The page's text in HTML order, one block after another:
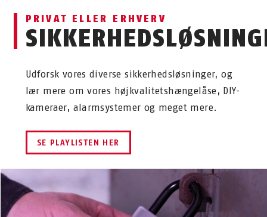
PRIVAT ELLER ERHVERV
Udforsk vores diverse sikkerhedsløsninger, og
lær mere om vores højkvalitetshængelåse, DIY-
kameraer, alarmsystemer og meget mere.
SE PLAYLISTEN HER